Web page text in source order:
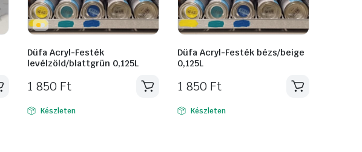
Düfa Acryl-Festék
levélzöld/blattgrün 0,125L
1 850 Ft
Készleten
Düfa Acryl-Festék bézs/beige
0,125L
1 850 Ft
Készleten